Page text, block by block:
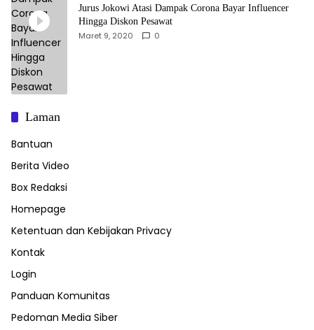
Jurus Jokowi Atasi Dampak Corona Bayar Influencer
Hingga Diskon Pesawat
Maret 9, 2020 0
Laman
Bantuan
Berita Video
Box Redaksi
Homepage
Ketentuan dan Kebijakan Privacy
Kontak
Login
Panduan Komunitas
Pedoman Media Siber